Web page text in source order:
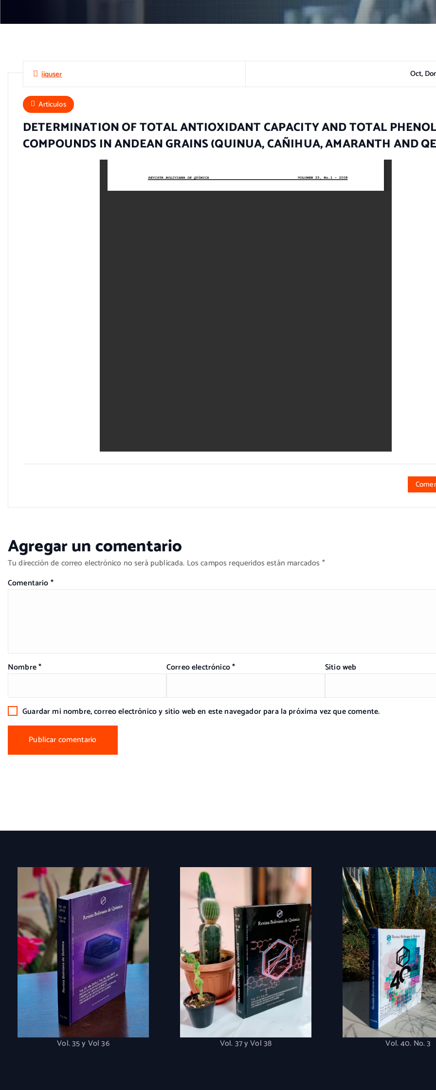
iiquser Oct,
Articulos
DETERMINATION OF TOTAL ANTIOXIDANT CAPACITY AND TOTAL
COMPOUNDS IN ANDEAN GRAINS (QUINUA, CAÑIHUA, AMARANTH AND
Agregar un comentario
Tu dirección de correo electrónico no será publicada. Los campos requeridos están marcados*
Comentario*
Nombre* Correo electrónico* Sitio web
Guardar mi nombre, correo electrónico y sitio web en este navegador para la próxima vez que comente.
Vol. 35 y Vol 36 Vol. 37 y Vol 38 Vol. 40. No. 3